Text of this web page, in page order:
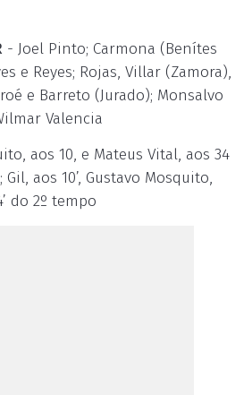
- Joel Pinto; Carmona (Benítes
e Reyes; Rojas, Villar (Zamora),
e Barreto (Jurado); Monsalvo
Valencia
aos 10, e Mateus Vital, aos 34
aos 10’, Gustavo Mosquito,
do 2º tempo